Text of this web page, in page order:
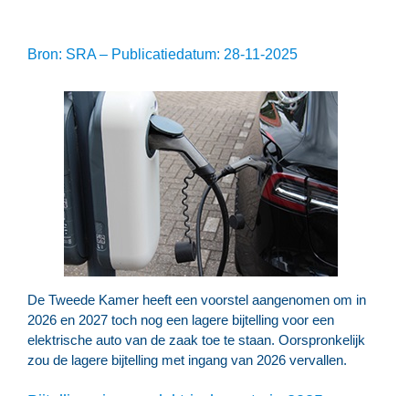
Bron: SRA – Publicatiedatum: 28-11-2025
De Tweede Kamer heeft een voorstel aangenomen om in
2026 en 2027 toch nog een lagere bijtelling voor een
elektrische auto van de zaak toe te staan. Oorspronkelijk
zou de lagere bijtelling met ingang van 2026 vervallen.